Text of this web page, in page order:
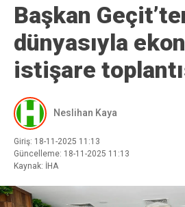
Başkan
dünyasıyla
istişare
Neslihan Kaya
Giriş: 18-11-2025 11:13
Güncelleme: 18-11-2025 11:13
Kaynak: İHA